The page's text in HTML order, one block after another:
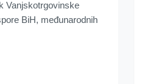
Vanjskotrgovinske
BiH, međunarodnih